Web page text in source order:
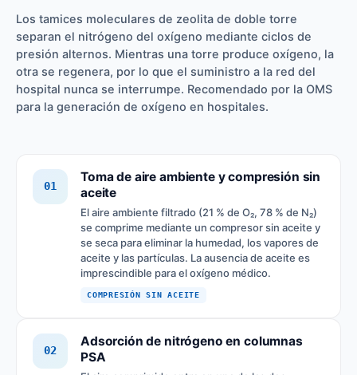
Los tamices moleculares de zeolita de doble torre
separan el nitrógeno del oxígeno mediante ciclos de
presión alternos. Mientras una torre produce oxígeno, la
otra se regenera, por lo que el suministro a la red del
hospital nunca se interrumpe. Recomendado por la OMS
para la generación de oxígeno en hospitales.
01
Toma de aire ambiente y compresión sin
aceite
El aire ambiente filtrado (21 % de O₂, 78 % de N₂)
se comprime mediante un compresor sin aceite y
se seca para eliminar la humedad, los vapores de
aceite y las partículas. La ausencia de aceite es
imprescindible para el oxígeno médico.
COMPRESIÓN SIN ACEITE
02
Adsorción de nitrógeno en columnas
PSA